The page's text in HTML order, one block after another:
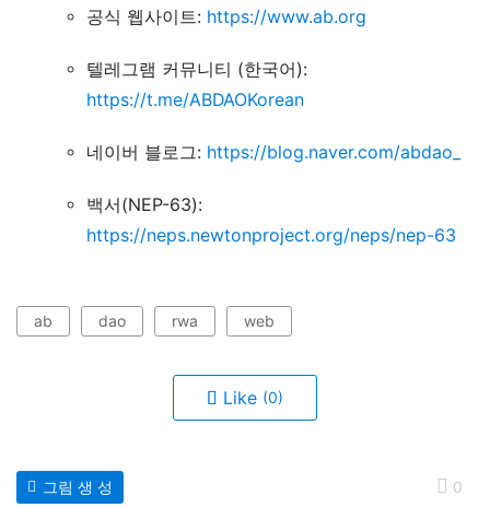
공식 웹사이트: https://www.ab.org
텔레그램 커뮤니티 (한국어):
https://t.me/ABDAOKorean
네이버 블로그: https://blog.naver.com/abdao_
백서(NEP-63):
https://neps.newtonproject.org/neps/nep-63
ab dao rwa web
Like (0)
0
그림 생 성